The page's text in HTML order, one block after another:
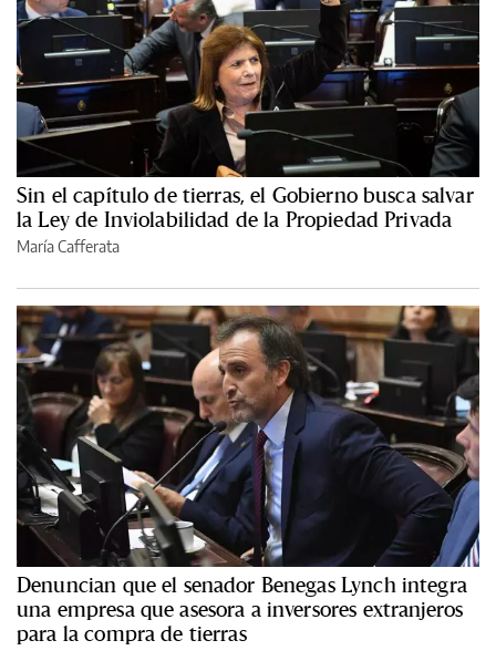
Sin el capítulo de tierras, el Gobierno busca salvar
la Ley de Inviolabilidad de la Propiedad Privada
María Cafferata
Denuncian que el senador Benegas Lynch integra
una empresa que asesora a inversores extranjeros
para la compra de tierras